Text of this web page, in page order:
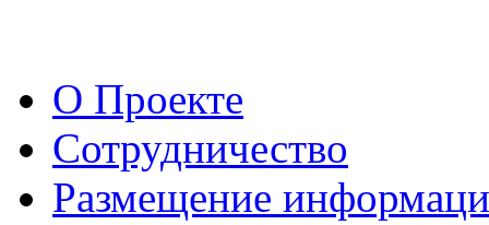
О Проекте
Сотрудничество
Размещение